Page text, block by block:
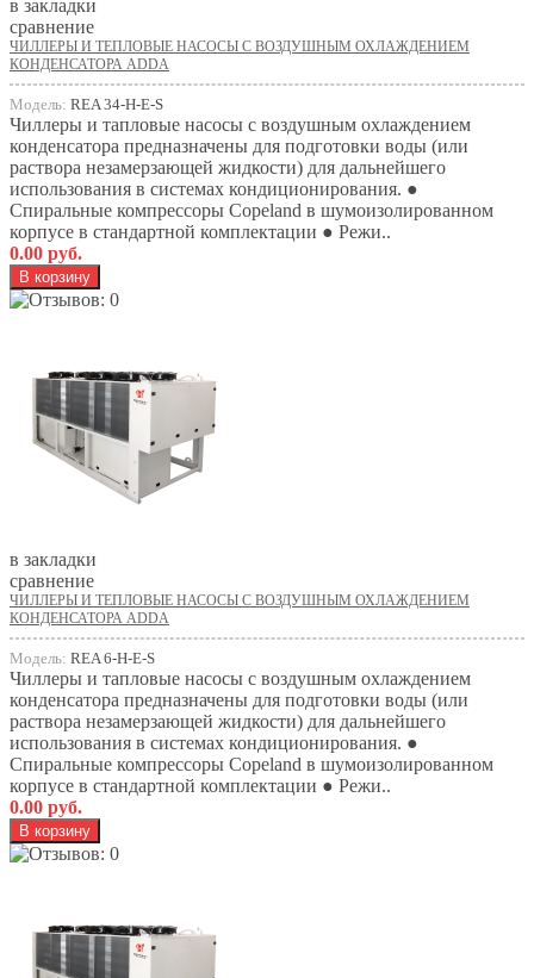
в закладки
сравнение
ЧИЛЛЕРЫ И ТЕПЛОВЫЕ НАСОСЫ С ВОЗДУШНЫМ ОХЛАЖДЕНИЕМ
КОНДЕНСАТОРА ADDA
Модель: REA 34-H-E-S
Чиллеры и тапловые насосы с воздушным охлаждением
конденсатора предназначены для подготовки воды (или
раствора незамерзающей жидкости) для дальнейшего
использования в системах кондиционирования. ●
Спиральные компрессоры Copeland в шумоизолированном
корпусе в стандартной комплектации ● Режи..
0.00 руб.
в закладки
сравнение
ЧИЛЛЕРЫ И ТЕПЛОВЫЕ НАСОСЫ С ВОЗДУШНЫМ ОХЛАЖДЕНИЕМ
КОНДЕНСАТОРА ADDA
Модель: REA 6-H-E-S
Чиллеры и тапловые насосы с воздушным охлаждением
конденсатора предназначены для подготовки воды (или
раствора незамерзающей жидкости) для дальнейшего
использования в системах кондиционирования. ●
Спиральные компрессоры Copeland в шумоизолированном
корпусе в стандартной комплектации ● Режи..
0.00 руб.